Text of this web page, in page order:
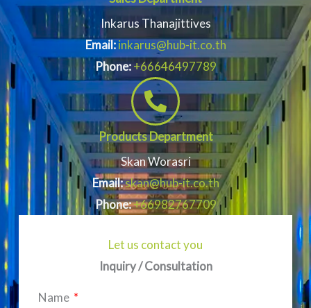
Inkarus Thanajittives
Email:inkarus@hub-it.co.th
Phone: +66646497789
Products Department
Skan Worasri
Email:skan@hub-it.co.th
Phone:+66982767709
Let us contact you
Inquiry / Consultation
Name